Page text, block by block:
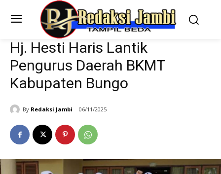
Hj. Hesti Haris Lantik
Pengurus Daerah BKMT
Kabupaten Bungo
By Redaksi Jambi 06/11/2025